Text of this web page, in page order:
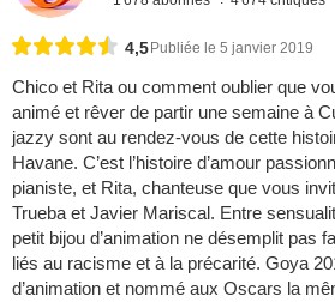
4,5 Publiée le 5 janvier 2019
Chico et Rita ou comment oublier que
animé et rêver de partir une semaine à
jazzy sont au rendez-vous de cette
Havane. C’est l’histoire d’amour
pianiste, et Rita, chanteuse que vous
Trueba et Javier Mariscal. Entre
petit bijou d’animation ne désemplit pas
liés au racisme et à la précarité. Goya
d’animation et nommé aux Oscars la